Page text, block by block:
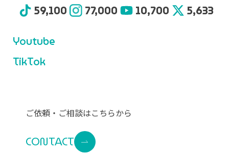
59,100 77,000 10,700
5,633
Youtube
TikTok
ご依頼・ご相談はこちらから
CONTACT